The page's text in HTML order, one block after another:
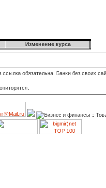
Изменение курса
обязательна. Банки без своих